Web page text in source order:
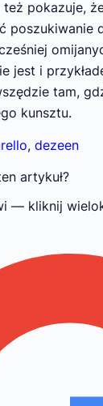
też pokazuje,
poszukiwanie
jest i
tam,
kunsztu.
, dezeen
artykuł?
— kliknij